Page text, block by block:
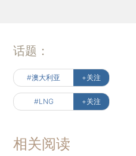
话题：
#澳大利亚 +关注
#LNG +关注
相关阅读